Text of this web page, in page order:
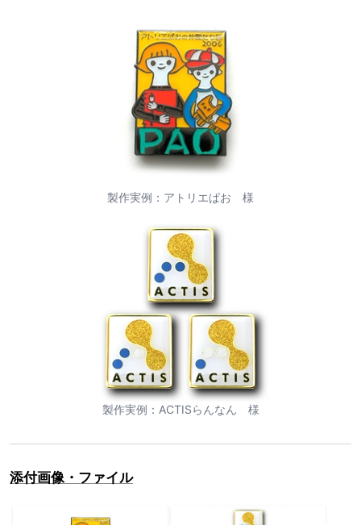
製作実例：アトリエぱお 様
製作実例：ACTISらんなん 様
添付画像・ファイル